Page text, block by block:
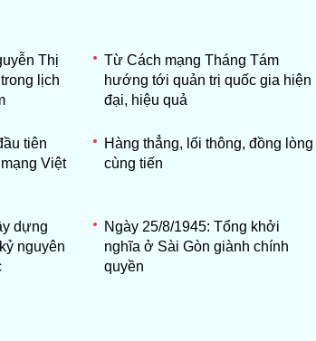
Thị
lịch
Từ Cách mạng Tháng Tám
hướng tới quản trị quốc gia hiện
đại, hiệu quả
tiên
Việt
Hàng thẳng, lối thông, đồng lòng
cùng tiến
dựng
nguyên
Ngày 25/8/1945: Tổng khởi
nghĩa ở Sài Gòn giành chính
quyền